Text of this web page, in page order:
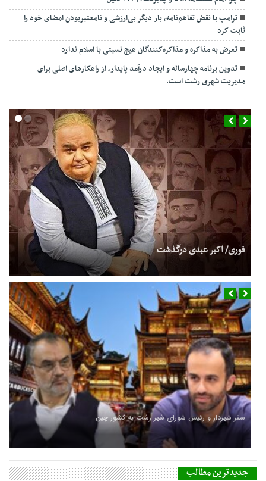
ترامپ با نقض تفاهم‌نامه، بار دیگر بی‌ارزشی و نامعتبربودن امضای خود را
ثابت کرد
تعرض به مذاکره و مذاکره‌کنندگان هیچ نسبتی با اسلام ندارد
تدوین برنامه چهارساله و ایجاد درآمد پایدار، از راهکارهای اصلی برای
مدیریت شهری رشت است.
فوری/ اکبر عبدی درگذشت
سفر شهردار و رئیس شورای شهر رشت به کشور چین
جدیدترین مطالب